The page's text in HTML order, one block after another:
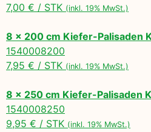
7,00 € / STK (inkl. 19% MwSt.)
8 x 200 cm Kiefer-Palisaden
1540008200
7,95 € / STK (inkl. 19% MwSt.)
8 x 250 cm Kiefer-Palisaden
1540008250
9,95 € / STK (inkl. 19% MwSt.)